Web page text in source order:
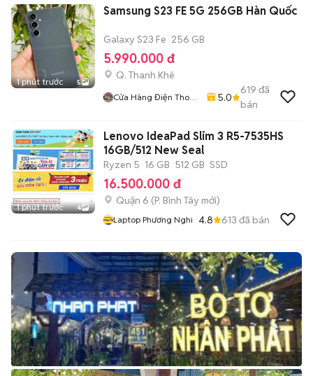
1 phút trước 5
Samsung S23 FE 5G 256GB Hàn Quốc
Galaxy S23 Fe 256 GB
5.990.000 đ
Q. Thanh Khê
Cửa Hàng Điện Thoại
5.0
619 đã
bán
1 phút trước 4
Lenovo IdeaPad Slim 3 R5-7535HS
16GB/512 New Seal
Ryzen 5 16 GB 512 GB SSD
16.500.000 đ
Quận 6 (P. Bình Tây mới)
Laptop Phương Nghi 4.8 613 đã bán